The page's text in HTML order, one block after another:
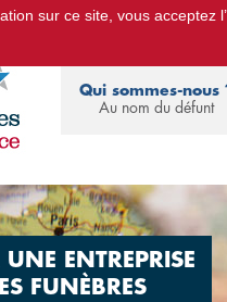
Obsèques :devis
Qui sommes-nous
Au nom du défunt
ENTREPRISE
FUNÈBRES
sur ce site, vous